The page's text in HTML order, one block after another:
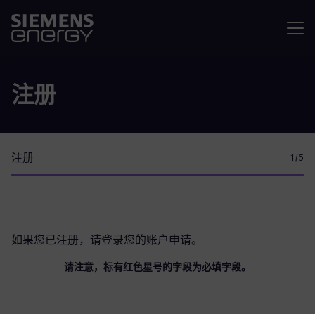
注册
注册 1 /5
如果您已注册，请登录您的账户 申请。
请注意，标有红色星号的字段为必填字段。